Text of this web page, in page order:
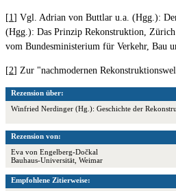
[1 ] Vgl. Adrian von Buttlar u.a. (Hgg.):
(Hgg.): Das Prinzip Rekonstruktion, Zürich
vom Bundesministerium für Verkehr, Bau
[2] Zur "nachmodernen
Rezension über:
Winfried Nerdinger (Hg.): Geschichte der
Rezension von:
Eva von Engelberg-Dočkal
Bauhaus-Universität, Weimar
Empfohlene Zitierweise: